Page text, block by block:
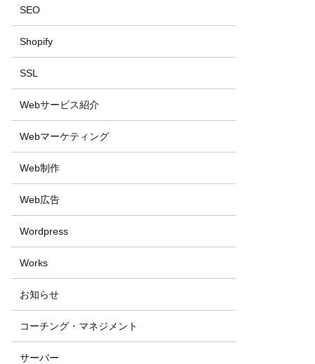
SEO
Shopify
SSL
Webサービス紹介
Webマーケティング
Web制作
Web広告
Wordpress
Works
お知らせ
コーチング・マネジメント
サーバー